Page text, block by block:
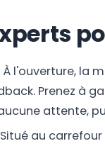
l'ouverture, la
Prenez à
attente,
au